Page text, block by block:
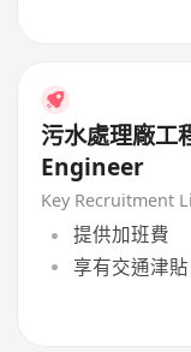
污水處理廠
Engineer
Key Recruitment
提供加班費
享有交通津貼